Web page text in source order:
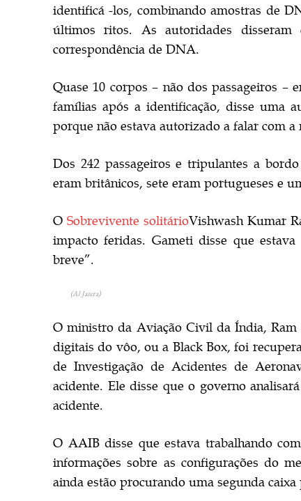
identificá -los, combinando amostras de
últimos ritos. As autoridades
correspondência de DNA.
Quase 10 corpos – não dos passageiros –
famílias após a identificação, disse uma
porque não estava autorizado a falar com a
Dos 242 passageiros e tripulantes a
eram britânicos, sete eram portugueses e
O Sobrevivente solitárioVishwash Kumar
impacto feridas. Gameti disse que
breve”.
(Al Jazera)
O ministro da Aviação Civil da Índia,
digitais do vôo, ou a Black Box, foi
de Investigação de Acidentes de
acidente. Ele disse que o governo
acidente.
O AAIB disse que estava trabalhando
informações sobre as configurações do
ainda estão procurando uma segunda caixa